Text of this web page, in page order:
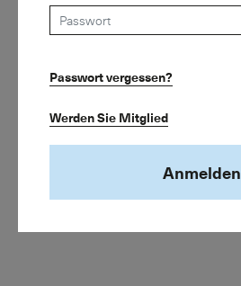
Dienstleistungen
Wissen
Newsroom
Kreuzstrasse 26
8008 Zürich
Passwort vergessen?
Werden Sie Mitglied
Anmelden